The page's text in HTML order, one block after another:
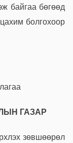
байгаа бөгөөд
болгохоор
ГАЗАР
зөвшөөрөл